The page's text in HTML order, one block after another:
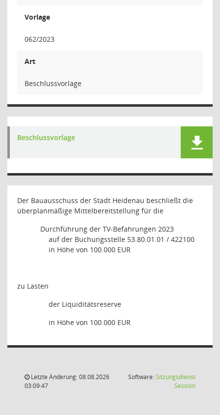
Vorlage
062/2023
Art
Beschlussvorlage
Beschlussvorlage
Der Bauausschuss der Stadt Heidenau beschließt die
überplanmäßige Mittelbereitstellung für die
Durchführung der TV-Befahrungen 2023
auf der Buchungsstelle 53.80.01.01 / 422100
in Höhe von 100.000 EUR
zu Lasten
der Liquiditätsreserve
in Höhe von 100.000 EUR
Letzte Änderung: 08.08.2026
03:09:47
Software:Sitzungsdienst
Session(Wird in